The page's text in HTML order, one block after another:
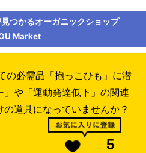
つかるオーガニックショップ
Market
の必需品「抱っこひも」に潜
や「運動発達低下」の関連
道具になっていませんか？
5